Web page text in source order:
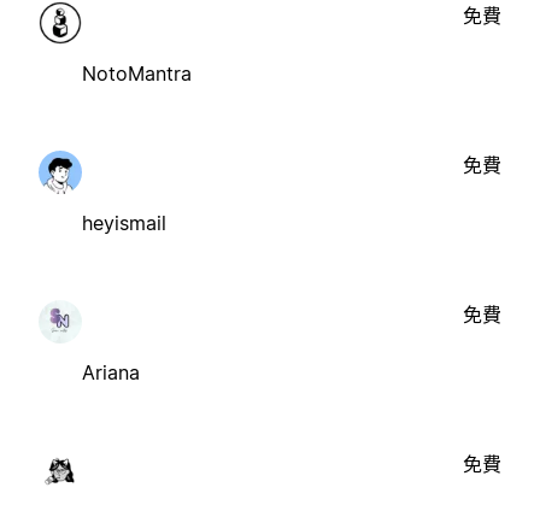
NotoMantra
免費
heyismail
免費
Ariana
免費
免費